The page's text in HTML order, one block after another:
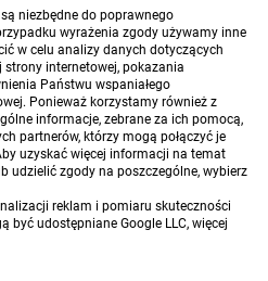
niezbędne do poprawnego
wyrażenia zgody używamy inne
w celu analizy danych dotyczących
internetowej, pokazania
Państwu wspaniałego
Ponieważ korzystamy również z
informacje, zebrane za ich pomocą,
partnerów, którzy mogą połączyć je
uzyskać więcej informacji na temat
udzielić zgody na poszczególne, wybierz
reklam i pomiaru skuteczności
być udostępniane Google LLC, więcej